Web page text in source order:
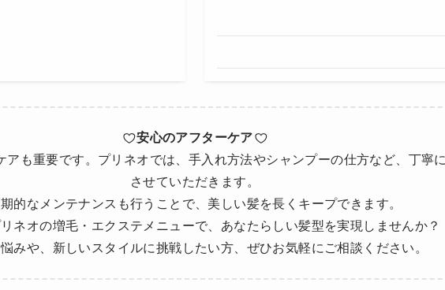
安心のアフターケア
アも重要です。プリネオでは、手入れ方法やシャンプーの仕方など、丁寧
させていただきます。
的なメンテナンスも行うことで、美しい髪を長くキープできます。
ネオの増毛・エクステメニューで、あなたらしい髪型を実現しませんか？
みや、新しいスタイルに挑戦したい方、ぜひお気軽にご相談ください。